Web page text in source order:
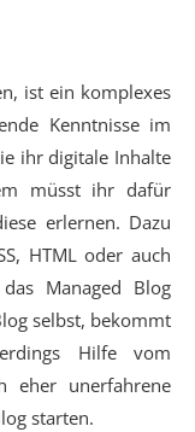
ist ein komplexes
Kenntnisse im
ihr digitale Inhalte
müsst ihr dafür
erlernen. Dazu
HTML oder auch
Managed Blog
selbst, bekommt
Hilfe vom
eher unerfahrene
starten.